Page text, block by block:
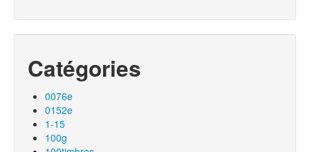
Catégories
0076e
0152e
1-15
100g